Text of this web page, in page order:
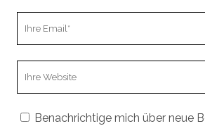
Benachrichtige mich über neue